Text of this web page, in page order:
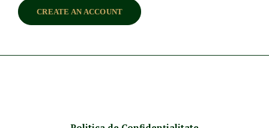
CREATE AN ACCOUNT